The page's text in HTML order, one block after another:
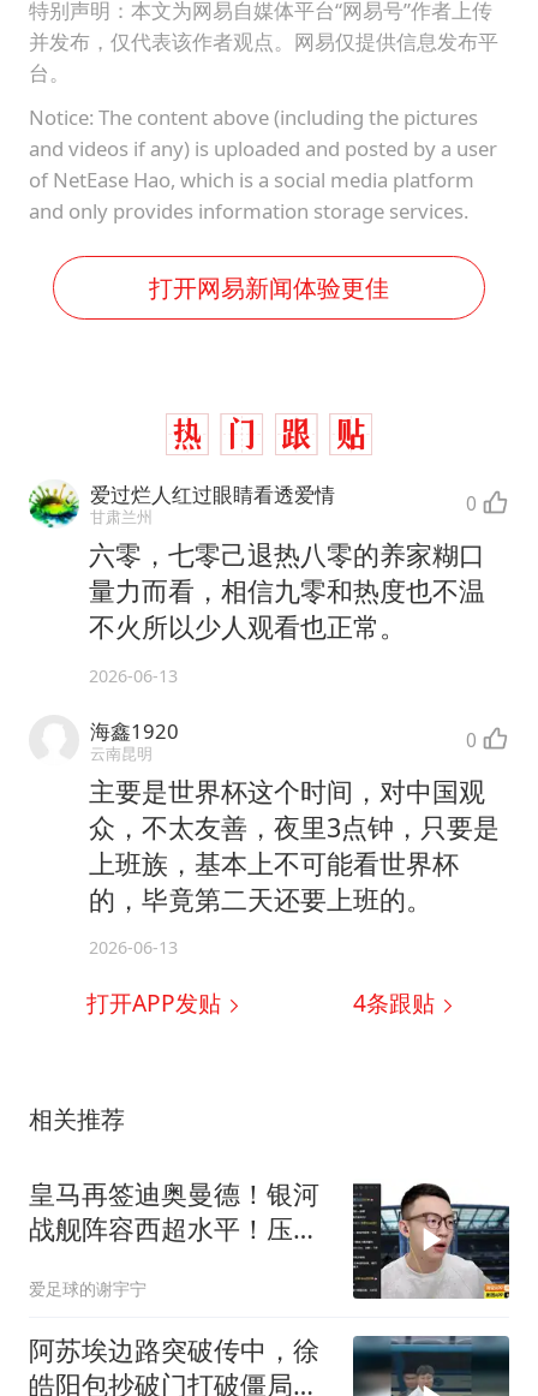
特别声明：本文为网易自媒体平台“网易号”作者上传
并发布，仅代表该作者观点。网易仅提供信息发布平
台。
Notice: The content above (including the pictures
and videos if any) is uploaded and posted by a user
of NetEase Hao, which is a social media platform
and only provides information storage services.
打开网易新闻体验更佳
爱过烂人红过眼睛看透爱情
甘肃兰州 0
六零，七零己退热八零的养家糊口
量力而看，相信九零和热度也不温
不火所以少人观看也正常。
2026-06-13
海鑫1920
云南昆明 0
主要是世界杯这个时间，对中国观
众，不太友善，夜里3点钟，只要是
上班族，基本上不可能看世界杯
的，毕竟第二天还要上班的。
2026-06-13
打开APP发贴 4条跟贴
相关推荐
皇马再签迪奥曼德！银河
战舰阵容西超水平！压不
爱足球的谢宇宁
阿苏埃边路突破传中，徐
皓阳包抄破门打破僵局，